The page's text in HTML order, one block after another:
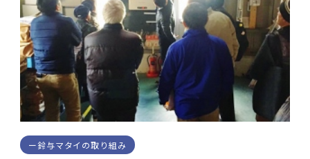
鈴与マタイの取り組み